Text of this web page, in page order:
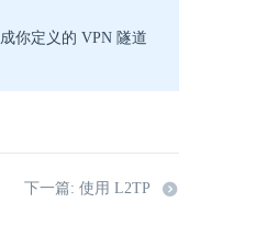
你定义的 VPN 隧道
下一篇: 使用 L2TP